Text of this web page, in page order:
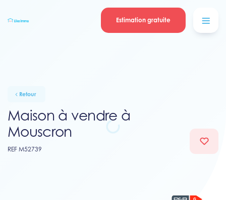
Estimation gratuite
Retour
Maison à vendre à
Mouscron
REF M52739